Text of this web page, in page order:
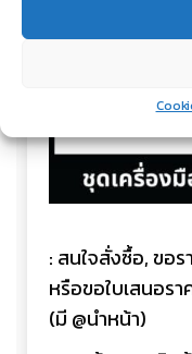
: สนใจสั่งซื้อ, ขอ
หรือขอใบเสนอร
(มี @นำหน้า)